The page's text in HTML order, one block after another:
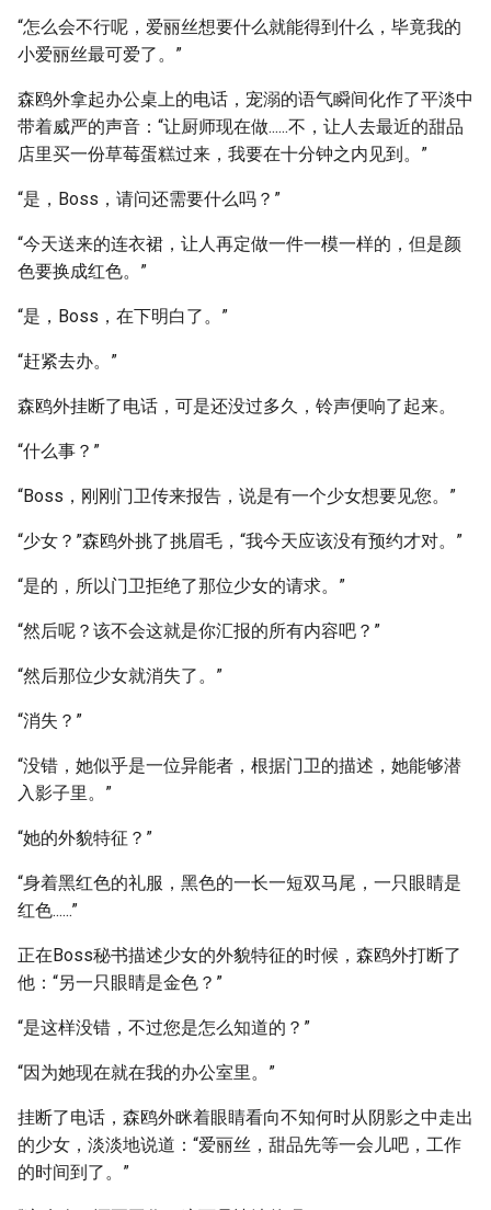
“怎么会不行呢，爱丽丝想要什么就能得到什么，毕竟我的
小爱丽丝最可爱了。”
森鸥外拿起办公桌上的电话，宠溺的语气瞬间化作了平淡中
带着威严的声音：“让厨师现在做......不，让人去最近的甜品
店里买一份草莓蛋糕过来，我要在十分钟之内见到。”
“是，Boss，请问还需要什么吗？”
“今天送来的连衣裙，让人再定做一件一模一样的，但是颜
色要换成红色。”
“是，Boss，在下明白了。”
“赶紧去办。”
森鸥外挂断了电话，可是还没过多久，铃声便响了起来。
“什么事？”
“Boss，刚刚门卫传来报告，说是有一个少女想要见您。”
“少女？”森鸥外挑了挑眉毛，“我今天应该没有预约才对。”
“是的，所以门卫拒绝了那位少女的请求。”
“然后呢？该不会这就是你汇报的所有内容吧？”
“然后那位少女就消失了。”
“消失？”
“没错，她似乎是一位异能者，根据门卫的描述，她能够潜
入影子里。”
“她的外貌特征？”
“身着黑红色的礼服，黑色的一长一短双马尾，一只眼睛是
红色......”
正在Boss秘书描述少女的外貌特征的时候，森鸥外打断了
他：“另一只眼睛是金色？”
“是这样没错，不过您是怎么知道的？”
“因为她现在就在我的办公室里。”
挂断了电话，森鸥外眯着眼睛看向不知何时从阴影之中走出
的少女，淡淡地说道：“爱丽丝，甜品先等一会儿吧，工作
的时间到了。”